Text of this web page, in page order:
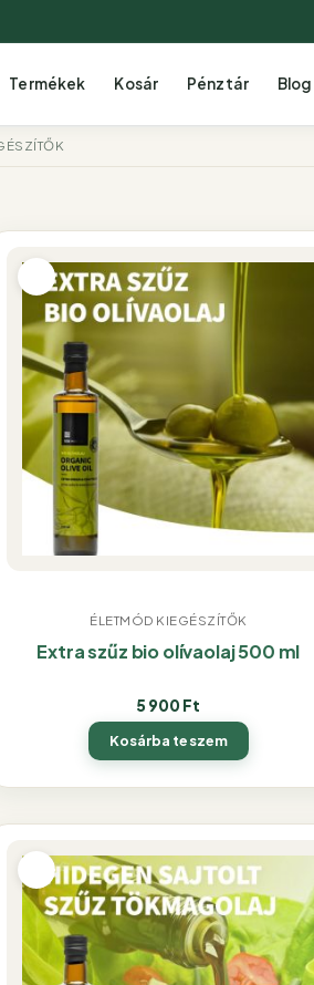
Termékek Kosár Pénztár Blog
ÉLETMÓD KIEGÉSZÍTŐK
Extra szűz bio olívaolaj 500 ml
5 900 Ft
Kosárba teszem